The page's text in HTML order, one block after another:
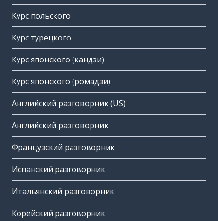
Курс польского
Курс турецкого
Курс японского (кандзи)
Курс японского (ромадзи)
Английский разговорник (US)
Английский разговорник
Французский разговорник
Испанский разговорник
Итальянский разговорник
Корейский разговорник